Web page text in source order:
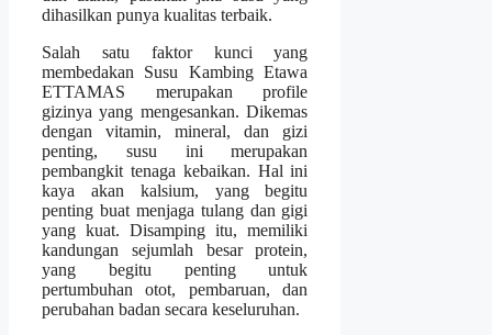
dihasilkan punya kualitas terbaik.
Salah satu faktor kunci yang
membedakan Susu Kambing Etawa
ETTAMAS merupakan profile
gizinya yang mengesankan. Dikemas
dengan vitamin, mineral, dan gizi
penting, susu ini merupakan
pembangkit tenaga kebaikan. Hal ini
kaya akan kalsium, yang begitu
penting buat menjaga tulang dan gigi
yang kuat. Disamping itu, memiliki
kandungan sejumlah besar protein,
yang begitu penting untuk
pertumbuhan otot, pembaruan, dan
perubahan badan secara keseluruhan.